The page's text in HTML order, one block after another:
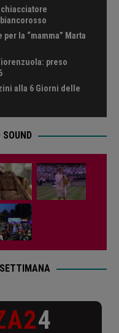
la “mamma” Marta
preso
alla 6 Giorni delle
4